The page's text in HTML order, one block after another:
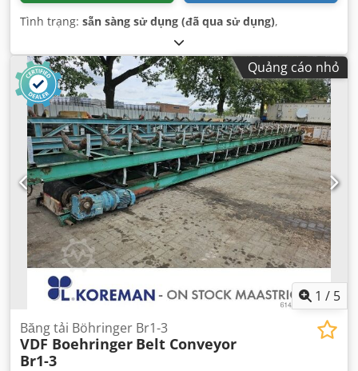
Tình trạng: sẵn sàng sử dụng (đã qua sử dụng),
Quảng cáo nhỏ
1 / 5
Băng tải Böhringer Br1-3
VDF Boehringer Belt Conveyor
Br1-3